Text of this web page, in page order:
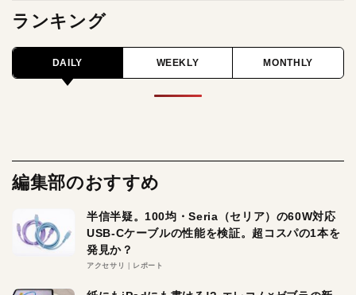
ランキング
DAILY WEEKLY MONTHLY
編集部のおすすめ
半信半疑。100均・Seria（セリア）の60W対応
USB-Cケーブルの性能を検証。超コスパの1本を
発見か？
アクセサリ レポート